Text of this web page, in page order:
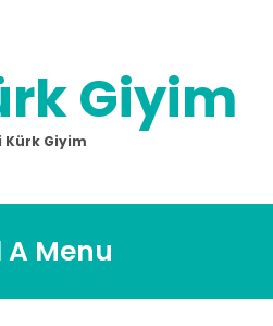
Giyim
Kürk Giyim
Menu